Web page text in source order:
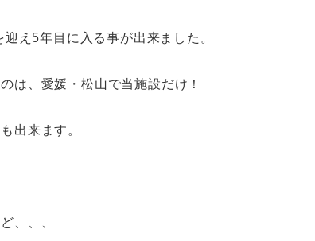
え5年目に入る事が出来ました。
は、愛媛・松山で当施設だけ！
出来ます。
、、、